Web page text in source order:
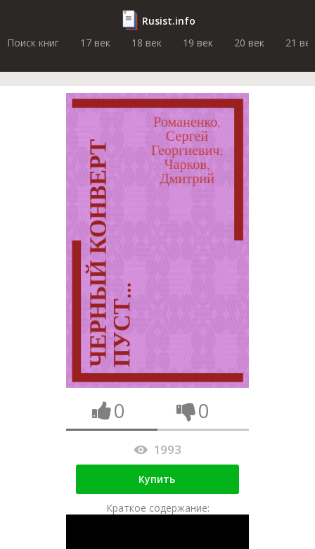
Rusist.info
Поиск книг
17 век 18 век 19 век 20 век 21 век
0 0
1993
Купить
Краткое содержание: